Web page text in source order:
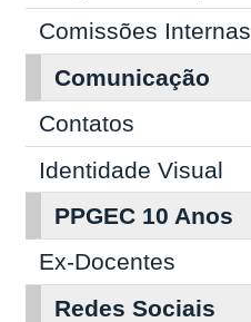
Comissões Internas
Comunicação
Contatos
Identidade Visual
PPGEC 10 Anos
Ex-Docentes
Redes Sociais